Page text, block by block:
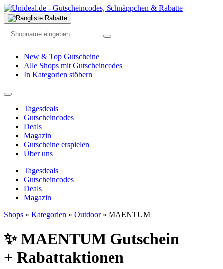
New & Top Gutscheine
Alle Shops mit Gutscheincodes
In Kategorien stöbern
Tagesdeals
Gutscheincodes
Deals
Magazin
Gutscheine erspielen
Über uns
Tagesdeals
Gutscheincodes
Deals
Magazin
Shops » Kategorien » Outdoor» MAENTUM
✨ MAENTUM Gutschein
+ Rabattaktionen